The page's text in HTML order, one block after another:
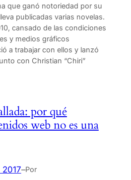
que ganó notoriedad por su
publicadas varias novelas.
cansado de las condiciones
y medios gráficos
a trabajar con ellos y lanzó
con Christian “Chiri”
por qué
web no es una
–Por